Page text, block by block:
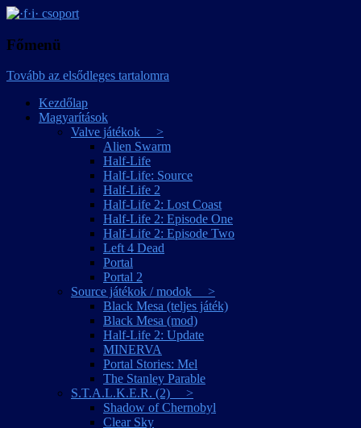
·f·i· csoport
Főmenü
Tovább az elsődleges tartalomra
Kezdőlap
Magyarítások
Valve játékok >
Alien Swarm
Half-Life
Half-Life: Source
Half-Life 2
Half-Life 2: Lost Coast
Half-Life 2: Episode One
Half-Life 2: Episode Two
Left 4 Dead
Portal
Portal 2
Source játékok / modok >
Black Mesa (teljes játék)
Black Mesa (mod)
Half-Life 2: Update
MINERVA
Portal Stories: Mel
The Stanley Parable
S.T.A.L.K.E.R. (2) >
Shadow of Chernobyl
Clear Sky